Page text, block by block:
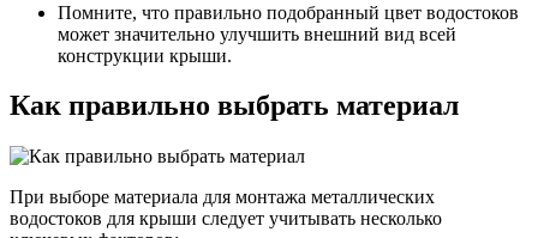
Помните, что правильно подобранный цвет водостоков
может значительно улучшить внешний вид всей
конструкции крыши.
Как правильно выбрать материал
При выборе материала для монтажа металлических
водостоков для крыши следует учитывать несколько